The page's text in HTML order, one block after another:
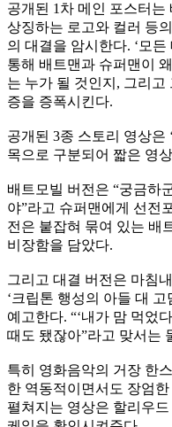
공개된 1차 메인 포스터
상징하는 로고와 컬러 등
의 대결을 암시한다. ‘모
통해 배트맨과 슈퍼맨이
는 누가 될 것인지, 그리
증을 증폭시킨다.
공개된 3종 스토리 영상은
목으로 구분되어 짧은 영
배트모빌 버전은 “궁금하
야”라고 슈퍼맨에게 선전
전은 붙잡혀 묶여 있는 배
비장함을 담았다.
그리고 대결 버전은 마침
‘크립톤 행성의 아들 대 고
예고한다. “‘내가 맘 먹었
때도 됐잖아”라고 맞서는
특히 영화음악의 거장 한
한 역동적이면서도 장엄
펼쳐지는 영상은 할리우